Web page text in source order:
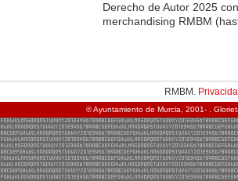
Derecho de Autor 2025
merchandising RMBM
RMBM.
© Ayuntamiento de Murcia, 2001- .